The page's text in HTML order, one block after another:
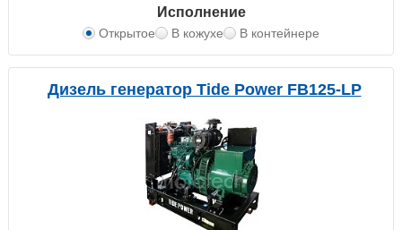
Исполнение
Открытое В кожухе В контейнере
Дизель генератор Tide Power FB125-LP